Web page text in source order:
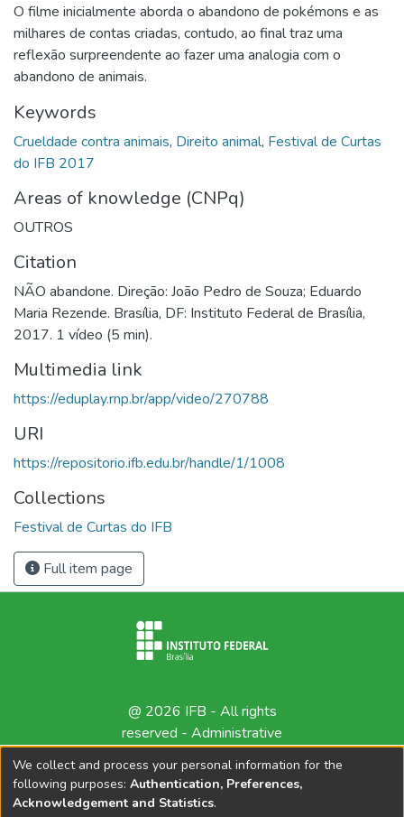
O filme inicialmente aborda o abandono de pokémons e as
milhares de contas criadas, contudo, ao final traz uma
reflexão surpreendente ao fazer uma analogia com o
abandono de animais.
Keywords
Crueldade contra animais, Direito animal, Festival de Curtas
do IFB 2017
Areas of knowledge (CNPq)
OUTROS
Citation
NÃO abandone. Direção: João Pedro de Souza; Eduardo
Maria Rezende. Brasília, DF: Instituto Federal de Brasília,
2017. 1 vídeo (5 min).
Multimedia link
https://eduplay.rnp.br/app/video/270788
URI
https://repositorio.ifb.edu.br/handle/1/1008
Collections
Festival de Curtas do IFB
Full item page
@ 2026 IFB - All rights
reserved - Administrative
We collect and process your personal information for the
following purposes: Authentication, Preferences,
Acknowledgement and Statistics.